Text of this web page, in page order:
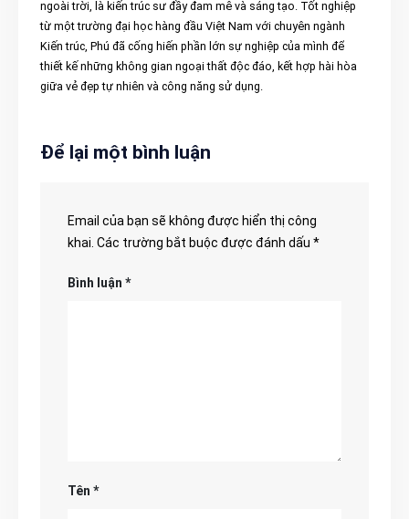
ngoài trời, là kiến trúc sư đầy đam mê và sáng tạo. Tốt nghiệp
từ một trường đại học hàng đầu Việt Nam với chuyên ngành
Kiến trúc, Phú đã cống hiến phần lớn sự nghiệp của mình để
thiết kế những không gian ngoại thất độc đáo, kết hợp hài hòa
giữa vẻ đẹp tự nhiên và công năng sử dụng.
Để lại một bình luận
Email của bạn sẽ không được hiển thị công
khai. Các trường bắt buộc được đánh dấu *
Bình luận *
Tên *